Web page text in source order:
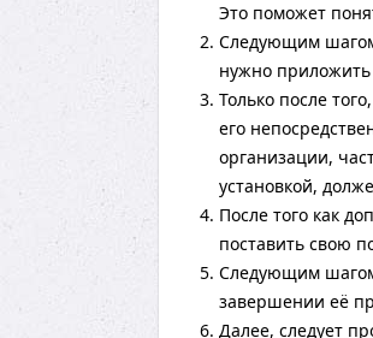
Это поможет
Следующим
нужно приложить
Только после
его
организации,
установкой,
После того как
поставить свою
Следующим
завершении её
Далее, следует